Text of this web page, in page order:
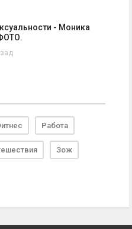
- Моника
Работа
Зож